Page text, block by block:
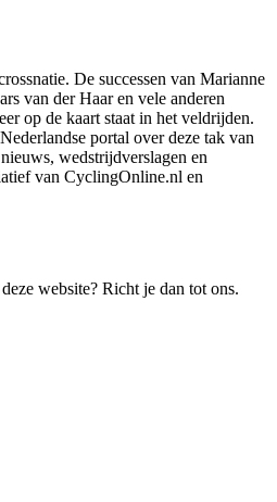
De successen van Marianne
van der Haar en vele anderen
op de kaart staat in het veldrijden.
portal over deze tak van
wedstrijdverslagen en
van CyclingOnline.nl en
website? Richt je dan tot ons.